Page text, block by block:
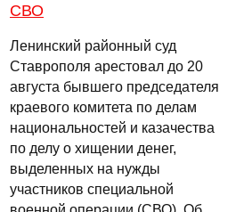
СВО
Ленинский районный суд
Ставрополя арестовал до 20
августа бывшего председателя
краевого комитета по делам
национальностей и казачества
по делу о хищении денег,
выделенных на нужды
участников специальной